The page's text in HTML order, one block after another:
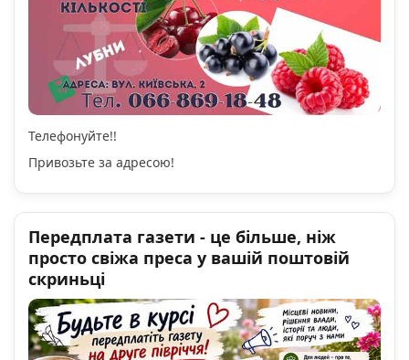
Телефонуйте!!
Привозьте за адресою!
Передплата газети - це більше, ніж
просто свіжа преса у вашій поштовій
скриньці